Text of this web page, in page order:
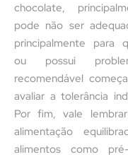
chocolate,
pode não ser
principalmente para
ou possui
recomendável
avaliar a tolerância
Por fim, vale
alimentação
alimentos como